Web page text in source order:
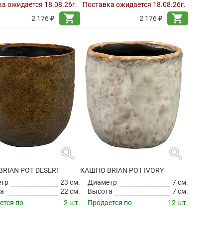
ожидается 18.08.26г.
2 176 ₽
shopping_cart
Поставка ожидается 18.08.26г.
2 176 ₽
shopping_cart
search
POT DESERT
23 см.
22 см.
по
2 шт.
search
КАШПО BRIAN POT IVORY
Диаметр
7 см.
Высота
7 см.
Продается по
12 шт.